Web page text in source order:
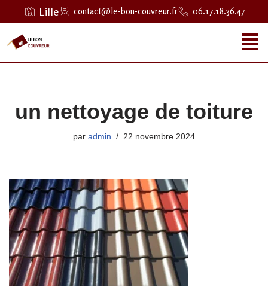
Aller
au
contenu
Lille contact@le-bon-couvreur.fr 06.17.18.36.47
un nettoyage de toiture
par admin 22 novembre 2024